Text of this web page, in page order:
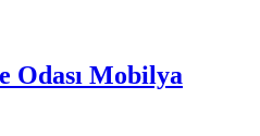
Odası Mobilya